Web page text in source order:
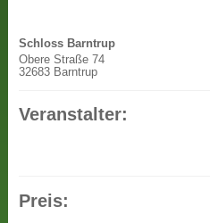
Schloss Barntrup
Obere Straße 74
32683 Barntrup
Veranstalter:
Preis: